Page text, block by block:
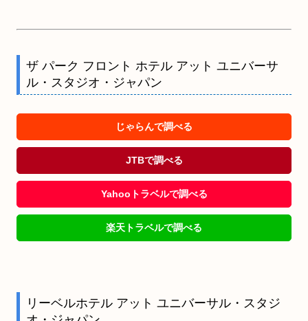
ザ パーク フロント ホテル アット ユニバーサ
ル・スタジオ・ジャパン
じゃらんで調べる
JTBで調べる
Yahooトラベルで調べる
楽天トラベルで調べる
リーベルホテル アット ユニバーサル・スタジ